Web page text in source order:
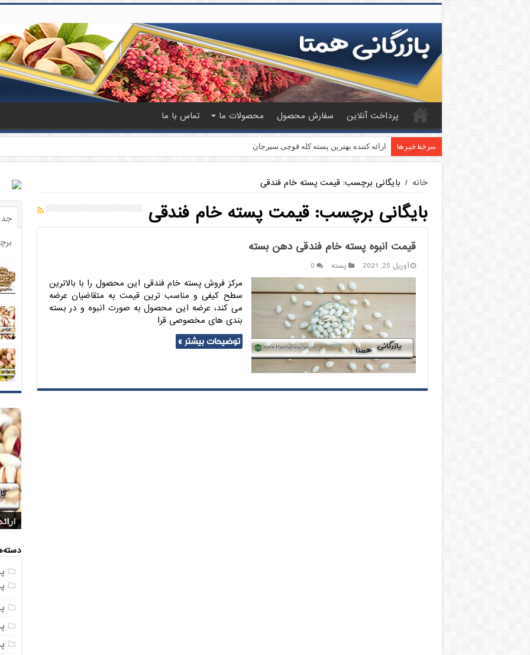
پرداخت آنلاین سفارش محصول محصولات ما تماس با ما
سرخط خبرها ارائه کننده بهترین پسته کله قوچی سیرجان
خانه / بایگانی برچسب: قیمت پسته خام فندقی
بایگانی برچسب:قیمت پسته خام فندقی
قیمت انبوه پسته خام فندقی دهن بسته
آوریل 25, 2021 پسته 0
مرکز فروش پسته خام فندقی این محصول را با بالاترین
سطح کیفی و مناسب ترین قیمت به متقاضیان عرضه
می کند، عرضه این محصول به صورت انبوه و در بسته
بندی های مخصوصی قرا
توضیحات بیشتر »